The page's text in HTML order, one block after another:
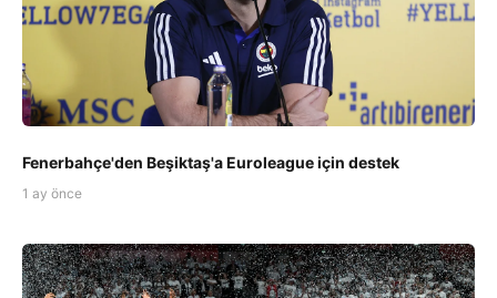
Fenerbahçe'den Beşiktaş'a Euroleague için destek
1 ay önce